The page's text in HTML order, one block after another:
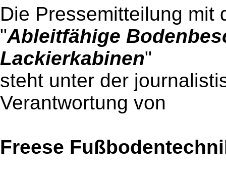
Die Pressemitteilung mit
"Ableitfähige
Lackierkabinen"
steht unter der
Verantwortung von
Freese